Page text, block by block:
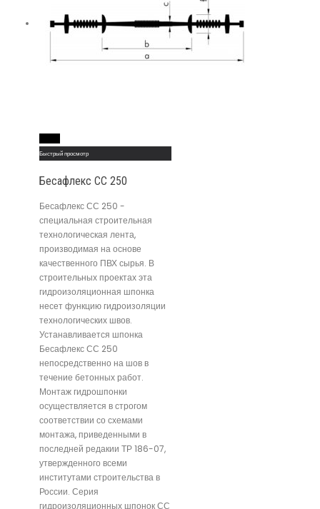
Быстрый просмотр
Бесафлекс СС 250
Бесафлекс СС 250 -
специальная строительная
технологическая лента,
производимая на основе
качественного ПВХ сырья. В
строительных проектах эта
гидроизоляционная шпонка
несет функцию гидроизоляции
технологических швов.
Устанавливается шпонка
Бесафлекс СС 250
непосредственно на шов в
течение бетонных работ.
Монтаж гидрошпонки
осуществляется в строгом
соответствии со схемами
монтажа, приведенными в
последней редакии ТР 186-07,
утвержденного всеми
институтами строительства в
России. Серия
гидроизоляционных шпонок СС